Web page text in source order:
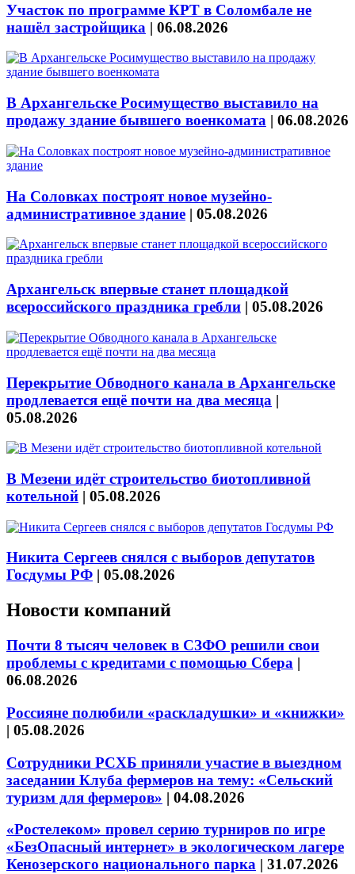
Участок по программе КРТ в Соломбале не
нашёл застройщика | 06.08.2026
В Архангельске Росимущество выставило на
продажу здание бывшего военкомата | 06.08.2026
На Соловках построят новое музейно-
административное здание | 05.08.2026
Архангельск впервые станет площадкой
всероссийского праздника гребли | 05.08.2026
Перекрытие Обводного канала в Архангельске
продлевается ещё почти на два месяца |
05.08.2026
В Мезени идёт строительство биотопливной
котельной | 05.08.2026
Никита Сергеев снялся с выборов депутатов
Госдумы РФ | 05.08.2026
Новости компаний
Почти 8 тысяч человек в СЗФО решили свои
проблемы с кредитами с помощью Сбера |
06.08.2026
Россияне полюбили «раскладушки» и «книжки»
| 05.08.2026
Сотрудники РСХБ приняли участие в выездном
заседании Клуба фермеров на тему: «Сельский
туризм для фермеров» | 04.08.2026
«Ростелеком» провел серию турниров по игре
«БезОпасный интернет» в экологическом лагере
Кенозерского национального парка | 31.07.2026